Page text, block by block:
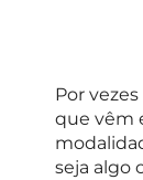
Por
que vêm
seja algo